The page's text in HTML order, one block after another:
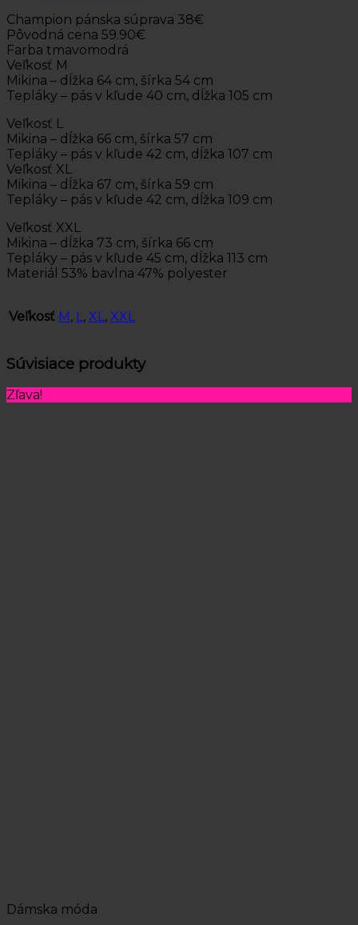
Champion pánska súprava 38€
Pôvodná cena 59.90€
Farba tmavomodrá
Veľkosť M
Mikina – dĺžka 64 cm, šírka 54 cm
Tepláky – pás v kľude 40 cm, dĺžka 105 cm
Veľkosť L
Mikina – dĺžka 66 cm, šírka 57 cm
Tepláky – pás v kľude 42 cm, dĺžka 107 cm
Veľkosť XL
Mikina – dĺžka 67 cm, šírka 59 cm
Tepláky – pás v kľude 42 cm, dĺžka 109 cm
Veľkosť XXL
Mikina – dĺžka 73 cm, šírka 66 cm
Tepláky – pás v kľude 45 cm, dĺžka 113 cm
Materiál 53% bavlna 47% polyester
Veľkosť M, L, XL, XXL
Súvisiace produkty
Zľava!
Dámska móda